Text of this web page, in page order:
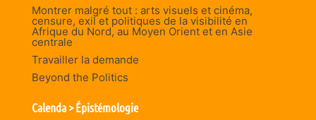
Montrer malgré tout : arts visuels et cinéma,
censure, exil et politiques de la visibilité en
Afrique du Nord, au Moyen Orient et en Asie
centrale
Travailler la demande
Beyond the Politics
Calenda > Épistémologie